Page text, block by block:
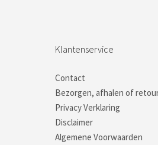
Klantenservice
Contact
Bezorgen, afhalen of
Privacy Verklaring
Disclaimer
Algemene Voorwaarden